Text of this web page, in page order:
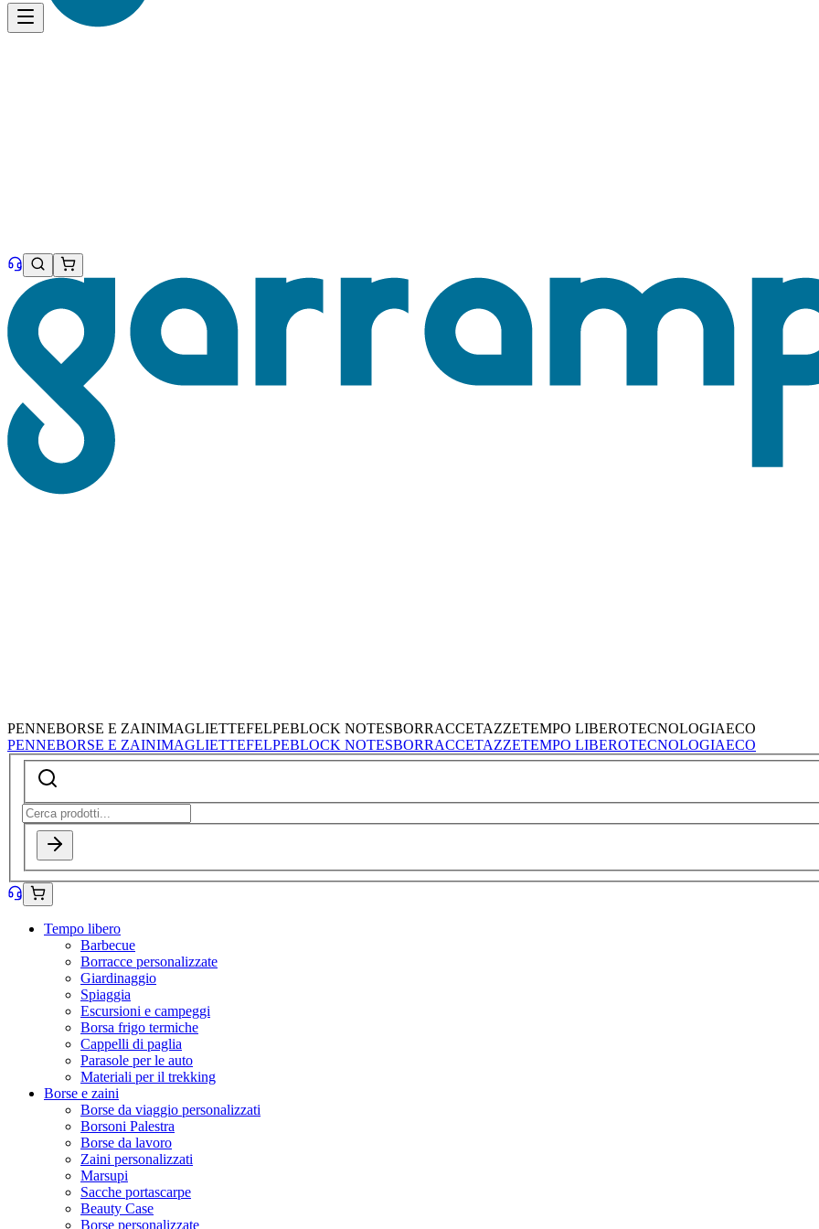
PENNEBORSE E ZAINIMAGLIETTEFELPEBLOCK NOTESBORRACCETAZZETEMPO LIBEROTECNOLOGIAECO
PENNEBORSE E ZAINIMAGLIETTEFELPEBLOCK NOTESBORRACCETAZZETEMPO LIBEROTECNOLOGIAECO
Tempo libero
Barbecue
Borracce personalizzate
Giardinaggio
Spiaggia
Escursioni e campeggi
Borsa frigo termiche
Cappelli di paglia
Parasole per le auto
Materiali per il trekking
Borse e zaini
Borse da viaggio personalizzati
Borsoni Palestra
Borse da lavoro
Zaini personalizzati
Marsupi
Sacche portascarpe
Beauty Case
Borse personalizzate